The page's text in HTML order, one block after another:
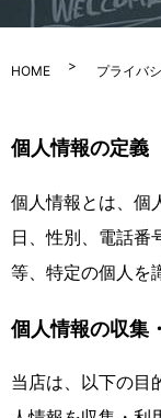
HOME プライバ
個人情報の定義
個人情報とは、個
日、性別、電話番
等、特定の個人を
個人情報の収集
当店は、以下の目